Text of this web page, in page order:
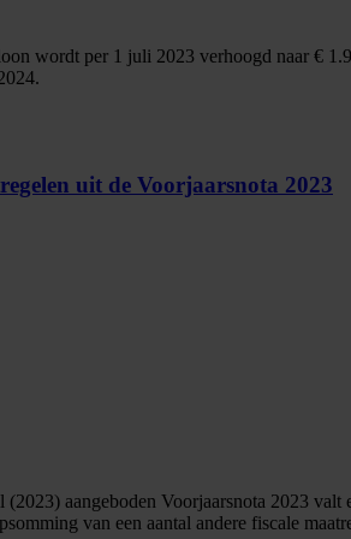
wordt per 1 juli 2023 verhoogd naar €
uit de Voorjaarsnota 2023
aangeboden Voorjaarsnota 2023
van een aantal andere fiscale